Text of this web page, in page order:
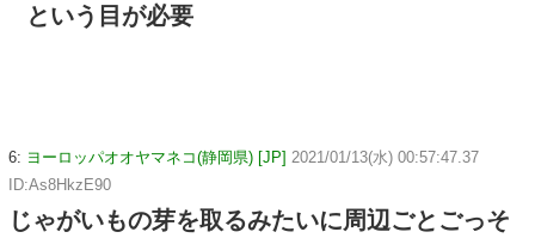
という目が必要
6: ヨーロッパオオヤマネコ(静岡県) [JP] 2021/01/13(水) 00:57:47.37
ID:As8HkzE90
じゃがいもの芽を取るみたいに周辺ごとごっそ